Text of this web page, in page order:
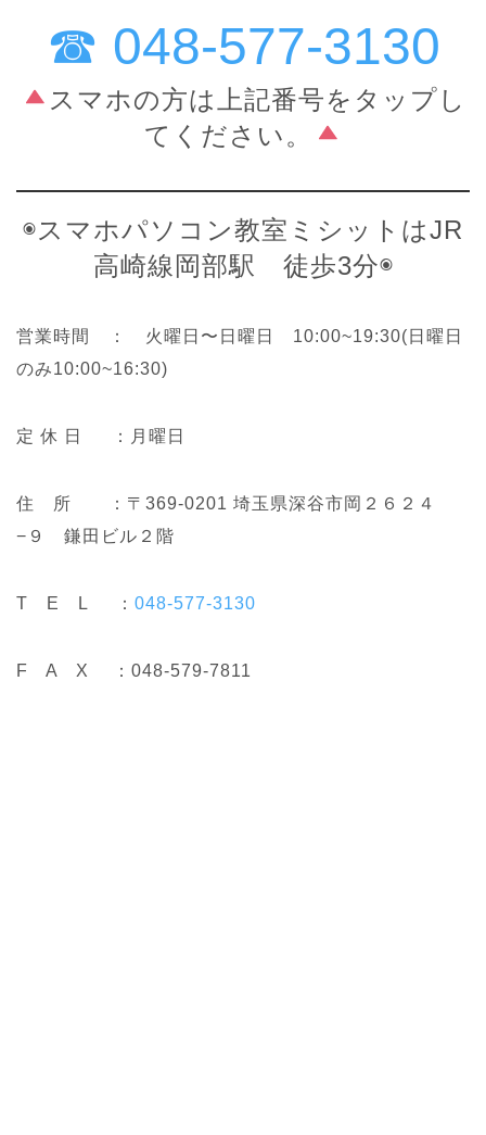
☎︎ 048-577-3130
スマホの方は上記番号をタップし
てください。
◉スマホパソコン教室ミシットはJR
高崎線岡部駅 徒歩3分◉
営業時間 ： 火曜日〜日曜日 10:00~19:30(日曜日
のみ10:00~16:30)
定 休 日 ：月曜日
住 所 ：〒369-0201 埼玉県深谷市岡２６２４
−９ 鎌田ビル２階
T E L ： 048-577-3130
F A X ：048-579-7811